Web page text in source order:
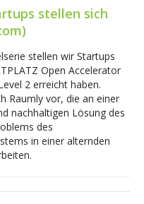
stellen sich
stellen wir Startups
Open Accelerator
2 erreicht haben.
Raumly vor, die an einer
nachhaltigen Lösung des
des
in einer alternden